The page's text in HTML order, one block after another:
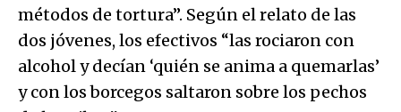
métodos de tortura”. Según el relato de las
dos jóvenes, los efectivos “las rociaron con
alcohol y decían ‘quién se anima a quemarlas’
y con los borcegos saltaron sobre los pechos